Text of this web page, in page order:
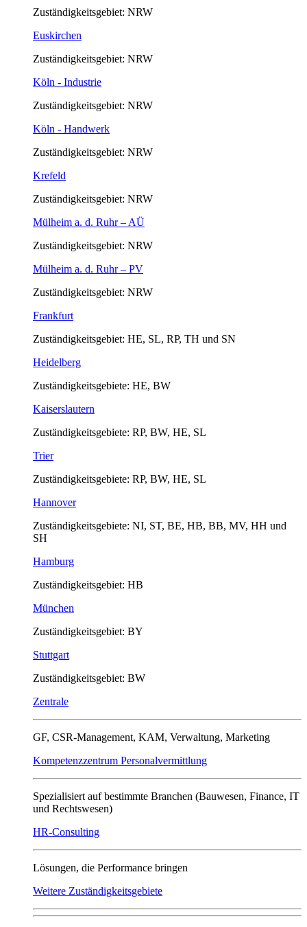
Zuständigkeitsgebiet: NRW
Euskirchen
Zuständigkeitsgebiet: NRW
Köln - Industrie
Zuständigkeitsgebiet: NRW
Köln - Handwerk
Zuständigkeitsgebiet: NRW
Krefeld
Zuständigkeitsgebiet: NRW
Mülheim a. d. Ruhr – AÜ
Zuständigkeitsgebiet: NRW
Mülheim a. d. Ruhr – PV
Zuständigkeitsgebiet: NRW
Frankfurt
Zuständigkeitsgebiet: HE, SL, RP, TH und SN
Heidelberg
Zuständigkeitsgebiete: HE, BW
Kaiserslautern
Zuständigkeitsgebiete: RP, BW, HE, SL
Trier
Zuständigkeitsgebiete: RP, BW, HE, SL
Hannover
Zuständigkeitsgebiete: NI, ST, BE, HB, BB, MV, HH und
SH
Hamburg
Zuständigkeitsgebiet: HB
München
Zuständigkeitsgebiet: BY
Stuttgart
Zuständigkeitsgebiet: BW
Zentrale
GF, CSR-Management, KAM, Verwaltung, Marketing
Kompetenzzentrum Personalvermittlung
Spezialisiert auf bestimmte Branchen (Bauwesen, Finance, IT
und Rechtswesen)
HR-Consulting
Lösungen, die Performance bringen
Weitere Zuständigkeitsgebiete